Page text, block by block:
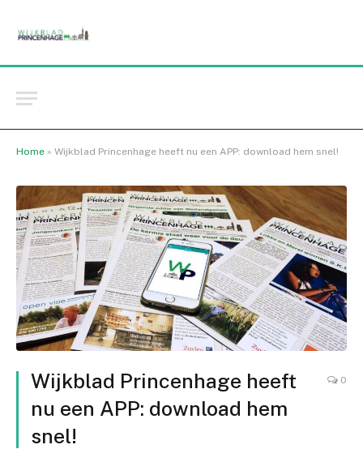
Home » Wijkblad Princenhage heeft nu een APP: download hem snel!
Wijkblad Princenhage heeft
nu een APP: download hem
snel!
0